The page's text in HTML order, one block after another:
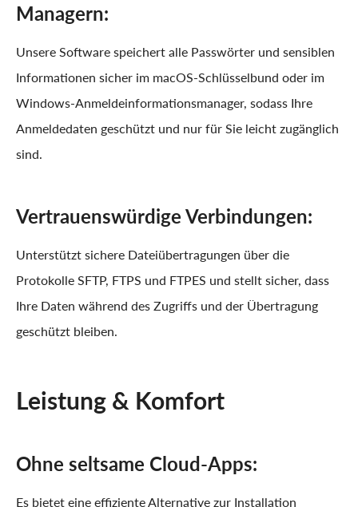
Managern:
Unsere Software speichert alle Passwörter und sensiblen
Informationen sicher im macOS-Schlüsselbund oder im
Windows-Anmeldeinformationsmanager, sodass Ihre
Anmeldedaten geschützt und nur für Sie leicht zugänglich
sind.
Vertrauenswürdige Verbindungen:
Unterstützt sichere Dateiübertragungen über die
Protokolle SFTP, FTPS und FTPES und stellt sicher, dass
Ihre Daten während des Zugriffs und der Übertragung
geschützt bleiben.
Leistung & Komfort
Ohne seltsame Cloud-Apps:
Es bietet eine effiziente Alternative zur Installation